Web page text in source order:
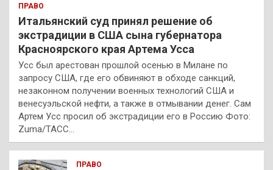
ПРАВО
Итальянский суд принял решение об
экстрадиции в США сына губернатора
Красноярского края Артема Усса
Усс был арестован прошлой осенью в Милане по
запросу США, где его обвиняют в обходе санкций,
незаконном получении военных технологий США и
венесуэльской нефти, а также в отмывании денег. Сам
Артем Усс просил об экстрадиции его в Россию Фото:
Zuma/ТАСС…
ПРАВО